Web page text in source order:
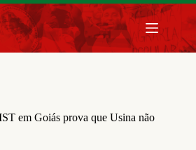
em Goiás prova que Usina não